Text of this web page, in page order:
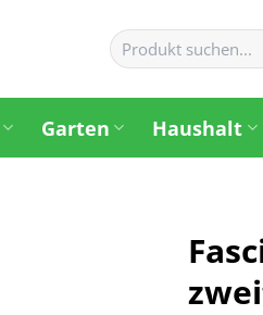
Suchen
nach:
Garten Haushalt